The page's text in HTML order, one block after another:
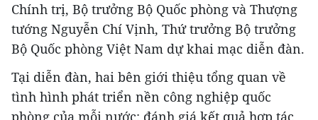
Chính trị, Bộ trưởng Bộ Quốc phòng và Thượng
tướng Nguyễn Chí Vịnh, Thứ trưởng Bộ trưởng
Bộ Quốc phòng Việt Nam dự khai mạc diễn đàn.
Tại diễn đàn, hai bên giới thiệu tổng quan về
tình hình phát triển nền công nghiệp quốc
phòng của mỗi nước; đánh giá kết quả hợp tác